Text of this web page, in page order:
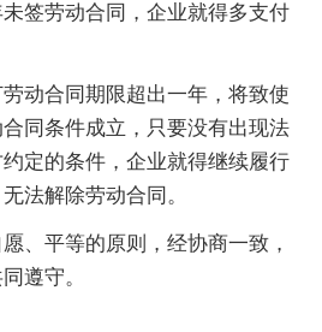
签劳动合同，企业就得多支付
动合同期限超出一年，将致使
同条件成立，只要没有出现法
定的条件，企业就得继续履行
法解除劳动合同。
、平等的原则，经协商一致，
遵守。